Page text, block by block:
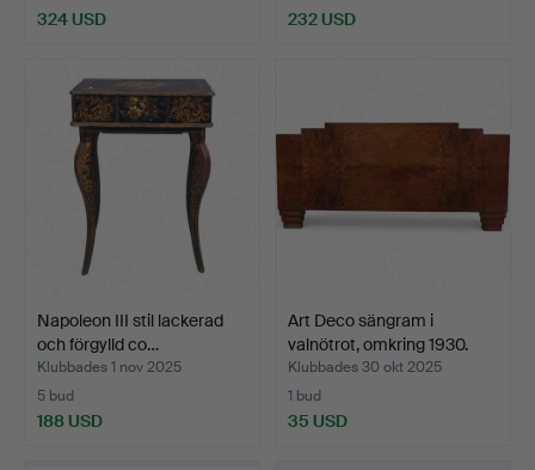
324 USD 232 USD
Napoleon III stil lackerad
och förgylld co…
Klubbades 1 nov 2025
5 bud
188 USD
Art Deco sängram i
valnötrot, omkring 1930.
Klubbades 30 okt 2025
1 bud
35 USD